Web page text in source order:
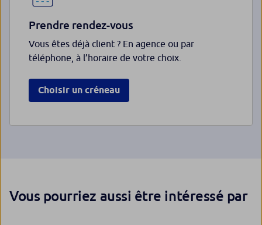
Prendre rendez-vous
Vous êtes déjà client ? En agence ou par
téléphone, à l’horaire de votre choix.
Choisir un créneau
Vous pourriez aussi être intéressé par